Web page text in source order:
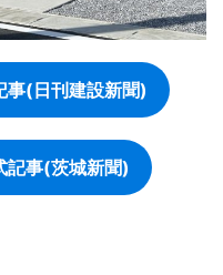
(日刊建設新聞)
事(茨城新聞)